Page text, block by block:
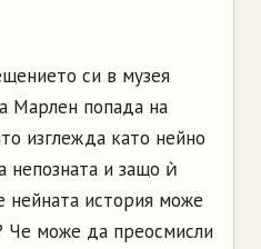
си в музея
Марлен попада на
изглежда като нейно
непозната и защо ѝ
нейната история може
Че може да преосмисли